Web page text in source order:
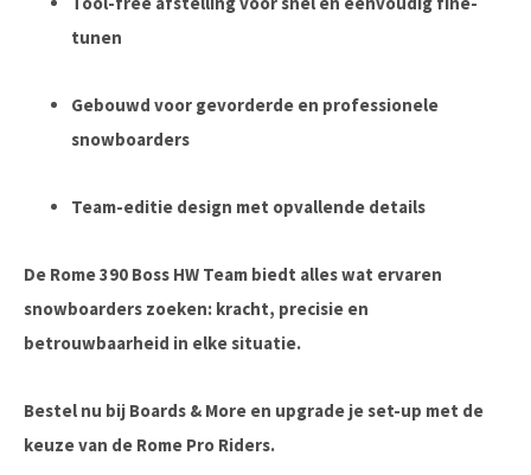
tunen
Gebouwd voor gevorderde en professionele
snowboarders
Team-editie design met opvallende details
De Rome 390 Boss HW Team biedt alles wat ervaren
snowboarders zoeken: kracht, precisie en
betrouwbaarheid in elke situatie.
Bestel nu bij Boards & More en upgrade je set-up met de
keuze van de Rome Pro Riders.